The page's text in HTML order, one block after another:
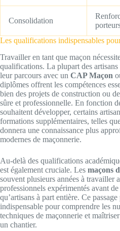
Consolidation
Les qualifications indispensables
Travailler en tant que maçon
qualifications. La plupart des
leur parcours avec un CAP Maçon
diplômes offrent les compétences
bien des projets de construction ou
sûre et professionnelle. En fonction
souhaitent développer, certains
formations supplémentaires, telles
donnera une connaissance plus
modernes de maçonnerie.
Au-delà des qualifications
est également cruciale. Les maçons
souvent plusieurs années à travailler
professionnels expérimentés avant
qu’artisans à part entière. Ce
indispensable pour comprendre les
techniques de maçonnerie et
un chantier.